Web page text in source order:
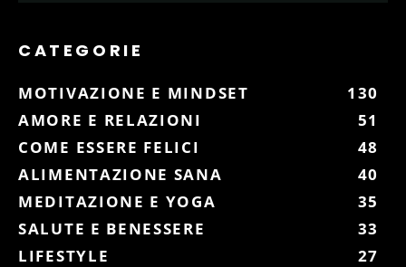
CATEGORIE
MOTIVAZIONE E MINDSET
130
AMORE E RELAZIONI
51
COME ESSERE FELICI
48
ALIMENTAZIONE SANA
40
MEDITAZIONE E YOGA
35
SALUTE E BENESSERE
33
LIFESTYLE
27